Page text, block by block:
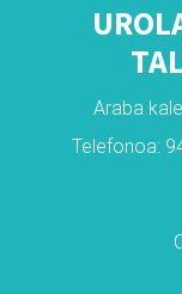
Araba
Telefonoa: